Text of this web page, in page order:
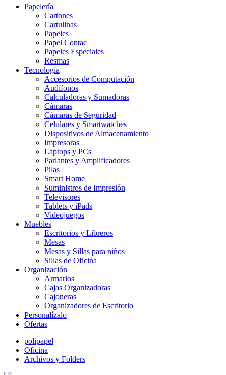
Papelería
Cartones
Cartulinas
Papeles
Papel Contac
Papeles Especiales
Resmas
Tecnología
Accesorios de Computación
Audífonos
Calculadoras y Sumadoras
Cámaras
Cámaras de Seguridad
Celulares y Smartwatches
Dispositivos de Almacenamiento
Impresoras
Laptops y PCs
Parlantes y Amplificadores
Pilas
Smart Home
Suministros de Impresión
Televisores
Tablets y iPads
Videojuegos
Muebles
Escritorios y Libreros
Mesas
Mesas y Sillas para niños
Sillas de Oficina
Organización
Armarios
Cajas Organizadoras
Cajoneras
Organizadores de Escritorio
Personalízalo
Ofertas
polipapel
Oficina
Archivos y Folders